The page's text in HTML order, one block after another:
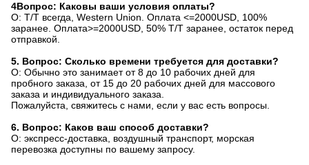
4Вопрос: Каковы ваши условия оплаты?
О: T/T всегда, Western Union. Оплата <=2000USD, 100%
заранее. Оплата>=2000USD, 50% T/T заранее, остаток перед
отправкой.
5. Вопрос: Сколько времени требуется для доставки?
О: Обычно это занимает от 8 до 10 рабочих дней для
пробного заказа, от 15 до 20 рабочих дней для массового
заказа и индивидуального заказа.
Пожалуйста, свяжитесь с нами, если у вас есть вопросы.
6. Вопрос: Каков ваш способ доставки?
О: экспресс-доставка, воздушный транспорт, морская
перевозка доступны по вашему запросу.